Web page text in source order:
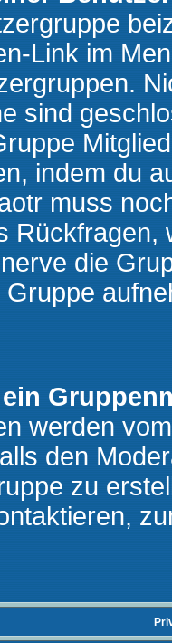
Link im
sind
indem du
muss
die
werden
den
zu